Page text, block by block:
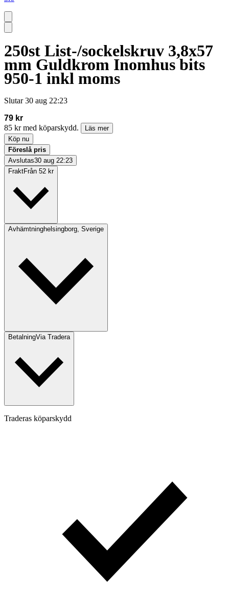
250st List-/sockelskruv 3,8x57
mm Guldkrom Inomhus bits
950-1 inkl moms
Slutar 30 aug 22:23
79 kr
85 kr med köparskydd.
Läs mer
Köp nu
Föreslå pris
Avslutas30 aug 22:23
FraktFrån 52 kr
Avhämtninghelsingborg, Sverige
BetalningVia Tradera
Traderas köparskydd